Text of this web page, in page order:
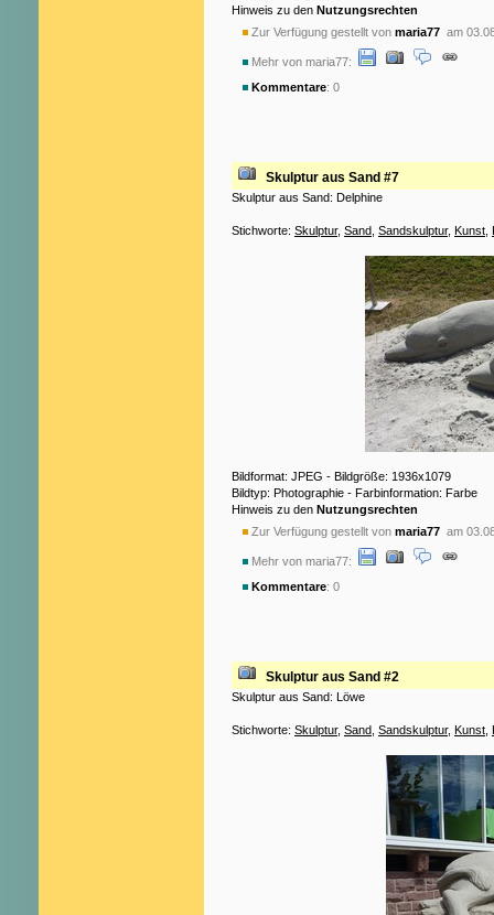
Hinweis zu den Nutzungsrechten
Zur Verfügung gestellt von maria77 am
Mehr von maria77:
Kommentare: 0
Skulptur aus Sand #7
Skulptur aus Sand: Delphine
Stichworte: Skulptur, Sand Sandskulptur, Kunst
Bildformat: JPEG - Bildgröße: 1936x1079
Bildtyp: Photographie - Farbinformation: Farbe
Hinweis zu den Nutzungsrechten
Zur Verfügung gestellt von maria77 am
Mehr von maria77:
Kommentare: 0
Skulptur aus Sand #2
Skulptur aus Sand: Löwe
Stichworte: Skulptur, Sand Sandskulptur, Kunst